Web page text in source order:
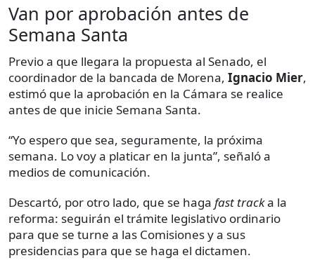
Van por aprobación antes de
Semana Santa
Previo a que llegara la propuesta al Senado, el
coordinador de la bancada de Morena, Ignacio Mier,
estimó que la aprobación en la Cámara se realice
antes de que inicie Semana Santa.
“Yo espero que sea, seguramente, la próxima
semana. Lo voy a platicar en la junta”, señaló a
medios de comunicación.
Descartó, por otro lado, que se haga fast tracka la
reforma: seguirán el trámite legislativo ordinario
para que se turne a las Comisiones y a sus
presidencias para que se haga el dictamen.